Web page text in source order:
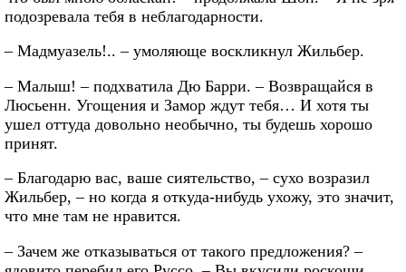
подозревала тебя в неблагодарности.
– Мадмуазель!.. – умоляюще воскликнул Жильбер.
– Малыш! – подхватила Дю Барри. – Возвращайся в
Люсьенн. Угощения и Замор ждут тебя… И хотя ты
ушел оттуда довольно необычно, ты будешь хорошо
принят.
– Благодарю вас, ваше сиятельство, – сухо возразил
Жильбер, – но когда я откуда-нибудь ухожу, это значит,
что мне там не нравится.
– Зачем же отказываться от такого предложения? –